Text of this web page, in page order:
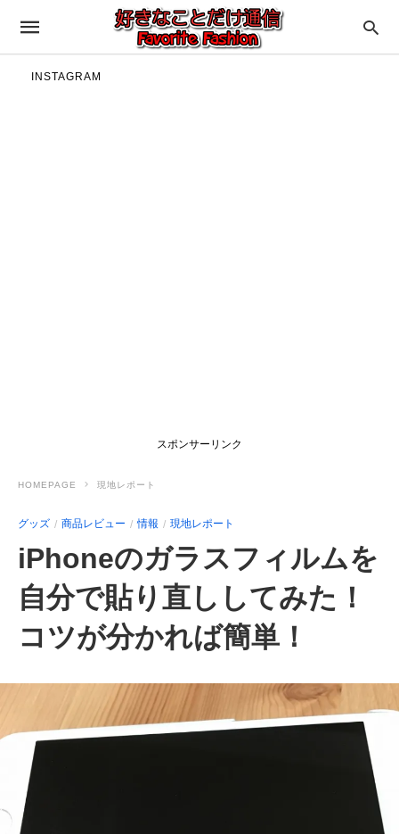
INSTAGRAM
スポンサーリンク
HOMEPAGE 現地レポート
グッズ 商品レビュー 情報 現地レポート
iPhoneのガラスフィルムを
自分で貼り直ししてみた！
コツが分かれば簡単！